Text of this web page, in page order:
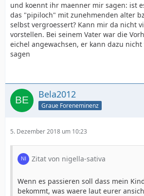
und koennt ihr maenner mir sagen: ist
das "pipiloch" mit zunehmenden alter
selbst vergroessert? Kann mir da nicht
vorstellen. Bei seinem Vater war die
eichel angewachsen, er kann dazu
sagen
Bela2012
Graue Foreneminenz
5. Dezember 2018 um 10:23
Zitat von nigella-sativa
Wenn es passieren soll dass mein
bekommt, was waere laut eurer